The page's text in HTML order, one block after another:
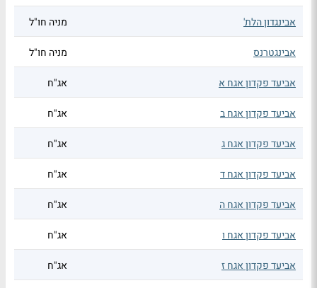
אבינגדון הלת' מניה חו"ל
אבינגטרנס מניה חו"ל
אביעד פקדון אגח א אג"ח
אביעד פקדון אגח ב אג"ח
אביעד פקדון אגח ג אג"ח
אביעד פקדון אגח ד אג"ח
אביעד פקדון אגח ה אג"ח
אביעד פקדון אגח ו אג"ח
אביעד פקדון אגח ז אג"ח